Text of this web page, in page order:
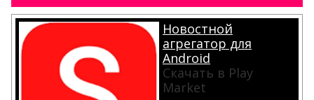
Новостной
агрегатор для
Android
Скачать в Play
Market